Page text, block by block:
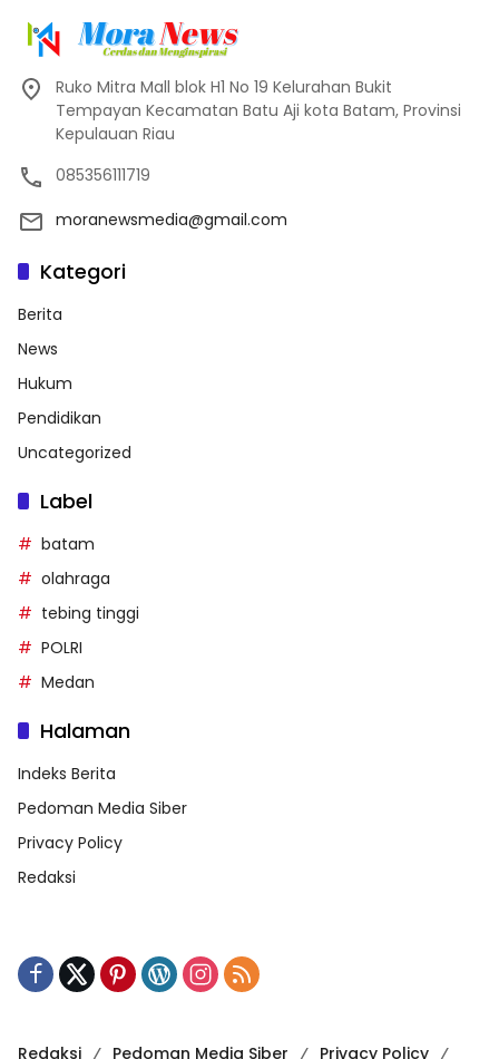
Ruko Mitra Mall blok H1 No 19 Kelurahan Bukit
Tempayan Kecamatan Batu Aji kota Batam, Provinsi
Kepulauan Riau
085356111719
moranewsmedia@gmail.com
Kategori
Berita
News
Hukum
Pendidikan
Uncategorized
Label
batam
olahraga
tebing tinggi
POLRI
Medan
Halaman
Indeks Berita
Pedoman Media Siber
Privacy Policy
Redaksi
Redaksi Pedoman Media Siber Privacy Policy